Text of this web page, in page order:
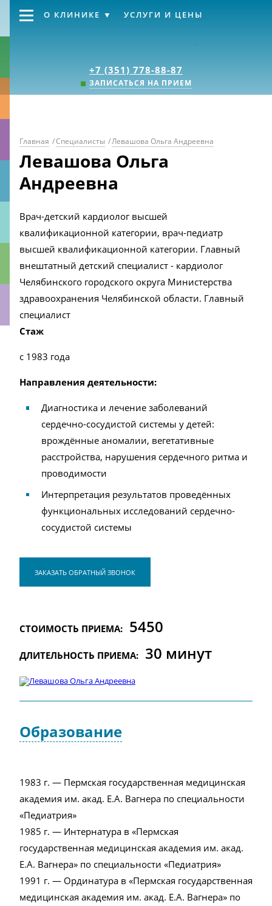
+7 (351) 778-88-87
ЗАПИСАТЬСЯ НА ПРИЕМ
О КЛИНИКЕ УСЛУГИ И ЦЕНЫ
Главная /Специалисты /Левашова Ольга Андреевна
Левашова Ольга
Андреевна
Врач-детский кардиолог высшей
квалификационной категории, врач-педиатр
высшей квалификационной категории. Главный
внештатный детский специалист - кардиолог
Челябинского городского округа Министерства
здравоохранения Челябинской области. Главный
специалист
Стаж
с 1983 года
Направления деятельности:
Диагностика и лечение заболеваний
сердечно-сосудистой системы у детей:
врождённые аномалии, вегетативные
расстройства, нарушения сердечного ритма и
проводимости
Интерпретация результатов проведённых
функциональных исследований сердечно-
сосудистой системы
ЗАКАЗАТЬ ОБРАТНЫЙ ЗВОНОК
СТОИМОСТЬ ПРИЕМА: 5450
ДЛИТЕЛЬНОСТЬ ПРИЕМА: 30 минут
Образование
1983 г. — Пермская государственная медицинская
академия им. акад. Е.А. Вагнера по специальности
«Педиатрия»
1985 г. — Интернатура в «Пермская
государственная медицинская академия им. акад.
Е.А. Вагнера» по специальности «Педиатрия»
1991 г. — Ординатура в «Пермская государственная
медицинская академия им. акад. Е.А. Вагнера» по